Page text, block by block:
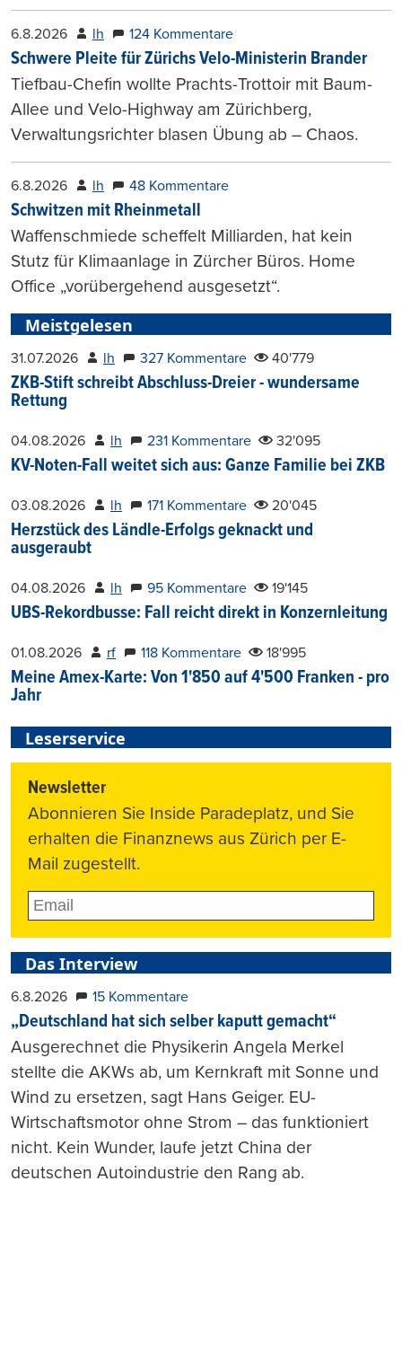
6.8.2026 lh 124 Kommentare
Schwere Pleite für Zürichs Velo-Ministerin Brander
Tiefbau-Chefin wollte Prachts-Trottoir mit Baum-
Allee und Velo-Highway am Zürichberg,
Verwaltungsrichter blasen Übung ab – Chaos.
6.8.2026 lh 48 Kommentare
Schwitzen mit Rheinmetall
Waffenschmiede scheffelt Milliarden, hat kein
Stutz für Klimaanlage in Zürcher Büros. Home
Office „vorübergehend ausgesetzt“.
Meistgelesen
31.07.2026 lh 327 Kommentare 40'779
ZKB-Stift schreibt Abschluss-Dreier - wundersame
Rettung
04.08.2026 lh 231 Kommentare 32'095
KV-Noten-Fall weitet sich aus: Ganze Familie bei ZKB
03.08.2026 lh 171 Kommentare 20'045
Herzstück des Ländle-Erfolgs geknackt und
ausgeraubt
04.08.2026 lh 95 Kommentare 19'145
UBS-Rekordbusse: Fall reicht direkt in Konzernleitung
01.08.2026 rf 118 Kommentare 18'995
Meine Amex-Karte: Von 1'850 auf 4'500 Franken - pro
Jahr
Leserservice
Newsletter
Abonnieren Sie Inside Paradeplatz, und Sie
erhalten die Finanznews aus Zürich per E-
Mail zugestellt.
Das Interview
6.8.2026 15 Kommentare
„Deutschland hat sich selber kaputt gemacht“
Ausgerechnet die Physikerin Angela Merkel
stellte die AKWs ab, um Kernkraft mit Sonne und
Wind zu ersetzen, sagt Hans Geiger. EU-
Wirtschaftsmotor ohne Strom – das funktioniert
nicht. Kein Wunder, laufe jetzt China der
deutschen Autoindustrie den Rang ab.